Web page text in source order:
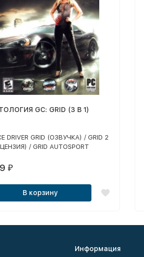
GC: GRID (3 В 1)
DRIVER GRID (ОЗВУЧКА) / GRID 2
/ GRID AUTOSPORT
₽
В корзину
Информация